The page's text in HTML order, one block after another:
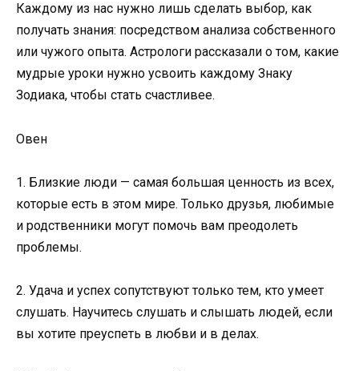
Каждому из нас нужно лишь сделать выбор, как
получать знания: посредством анализа собственного
или чужого опыта. Астрологи рассказали о том, какие
мудрые уроки нужно усвоить каждому Знаку
Зодиака, чтобы стать счастливее.
Овен
1. Близкие люди — самая большая ценность из всех,
которые есть в этом мире. Только друзья, любимые
и родственники могут помочь вам преодолеть
проблемы.
2. Удача и успех сопутствуют только тем, кто умеет
слушать. Научитесь слушать и слышать людей, если
вы хотите преуспеть в любви и в делах.